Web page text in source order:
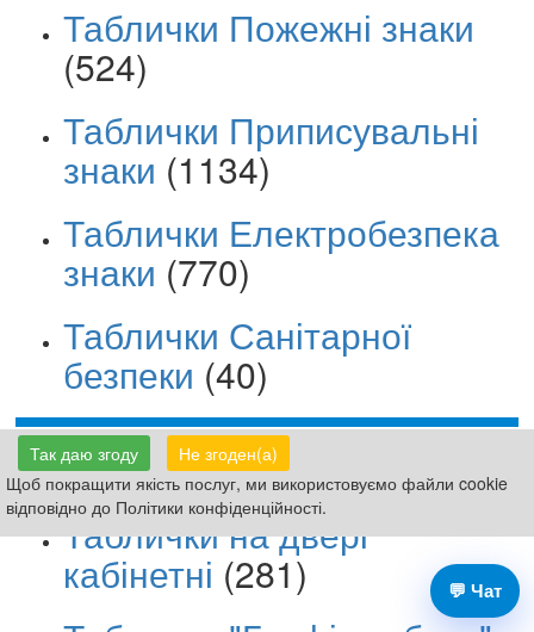
Так даю згоду
Не згоден(а)
Щоб покращити якість послуг, ми використовуємо файли cookie
відповідно до Політики конфіденційності.
Таблички Пожежні знаки
(524)
Таблички Приписувальні
знаки (1134)
Таблички Електробезпека
знаки (770)
Таблички Санітарної
безпеки (40)
Вивіски фасадні(105)
Таблички на двері
кабінетні (281)
💬 Чат